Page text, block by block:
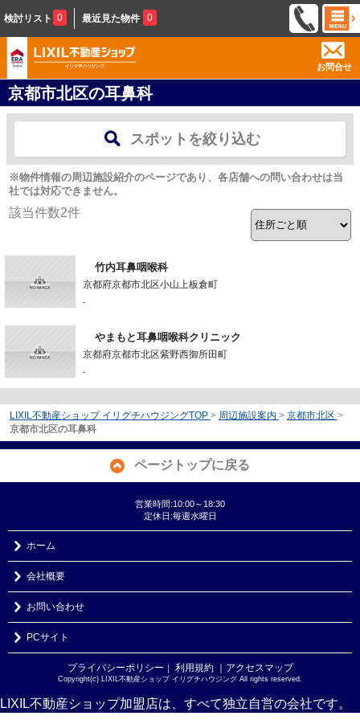
検討リスト 0 最近見た物件 0
お問合せ
京都市北区の耳鼻科
スポットを絞り込む
※物件情報の周辺施設紹介のページであり、各店舗への問い合わせは当
社では対応できません。
該当件数2件
竹内耳鼻咽喉科
京都府京都市北区小山上板倉町
-
やまもと耳鼻咽喉科クリニック
京都府京都市北区紫野西御所田町
-
LIXIL不動産ショップ イリグチハウジングTOP > 周辺施設案内 > 京都市北区 >
京都市北区の耳鼻科
ページトップに戻る
営業時間:10:00～18:30
定休日:毎週水曜日
ホーム
会社概要
お問い合わせ
PCサイト
プライバシーポリシー ｜ 利用規約 ｜アクセスマップ
Copyright(c) LIXIL不動産ショップ イリグチハウジング All rights reserved.
LIXIL不動産ショップ加盟店は、すべて独立自営の会社です。